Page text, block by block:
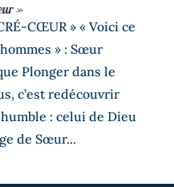
»
CŒUR » « Voici ce
» : Sœur
Plonger dans le
c’est redécouvrir
: celui de Dieu
de Sœur...